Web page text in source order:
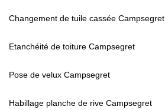
Changement de tuile cassée Campsegret
Etanchéité de toiture Campsegret
Pose de velux Campsegret
Habillage planche de rive Campsegret